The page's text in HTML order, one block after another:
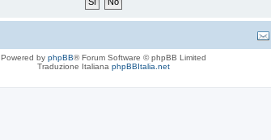
Powered by phpBB® Forum Software © phpBB Limited
Traduzione Italiana phpBBItalia.net